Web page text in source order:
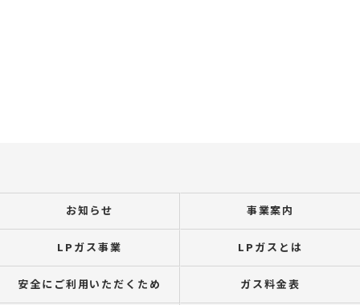
お知らせ 事業案内
LPガス事業 LPガスとは
安全にご利用いただくため ガス料金表